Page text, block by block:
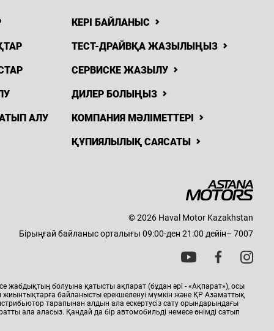
АЛУ
КЕРІ БАЙЛАНЫС
ТЕСТ-ДРАЙВҚА ЖАЗЫЛЫҢЫЗ
СЕРВИСКЕ ЖАЗЫЛУ
ДИЛЕР БОЛЫҢЫЗ
КОМПАНИЯ МӘЛІМЕТТЕРІ
ҚҰПИЯЛЫЛЫҚ САЯСАТЫ
© 2026 Haval Motor Kazakhstan
Бірыңғай байланыс орталығы 09:00-ден 21:00 дейін– 7007
болуына қатысты ақпарат (бұдан әрі - «Ақпарат»), осы
жиынтықтарға байланысты ерекшеленуі мүмкін және ҚР Азаматтық
тарапынан алдын ала ескертусіз сату орындарындағы
ала аласыз. Қандай да бір автомобильді немесе өнімді сатып